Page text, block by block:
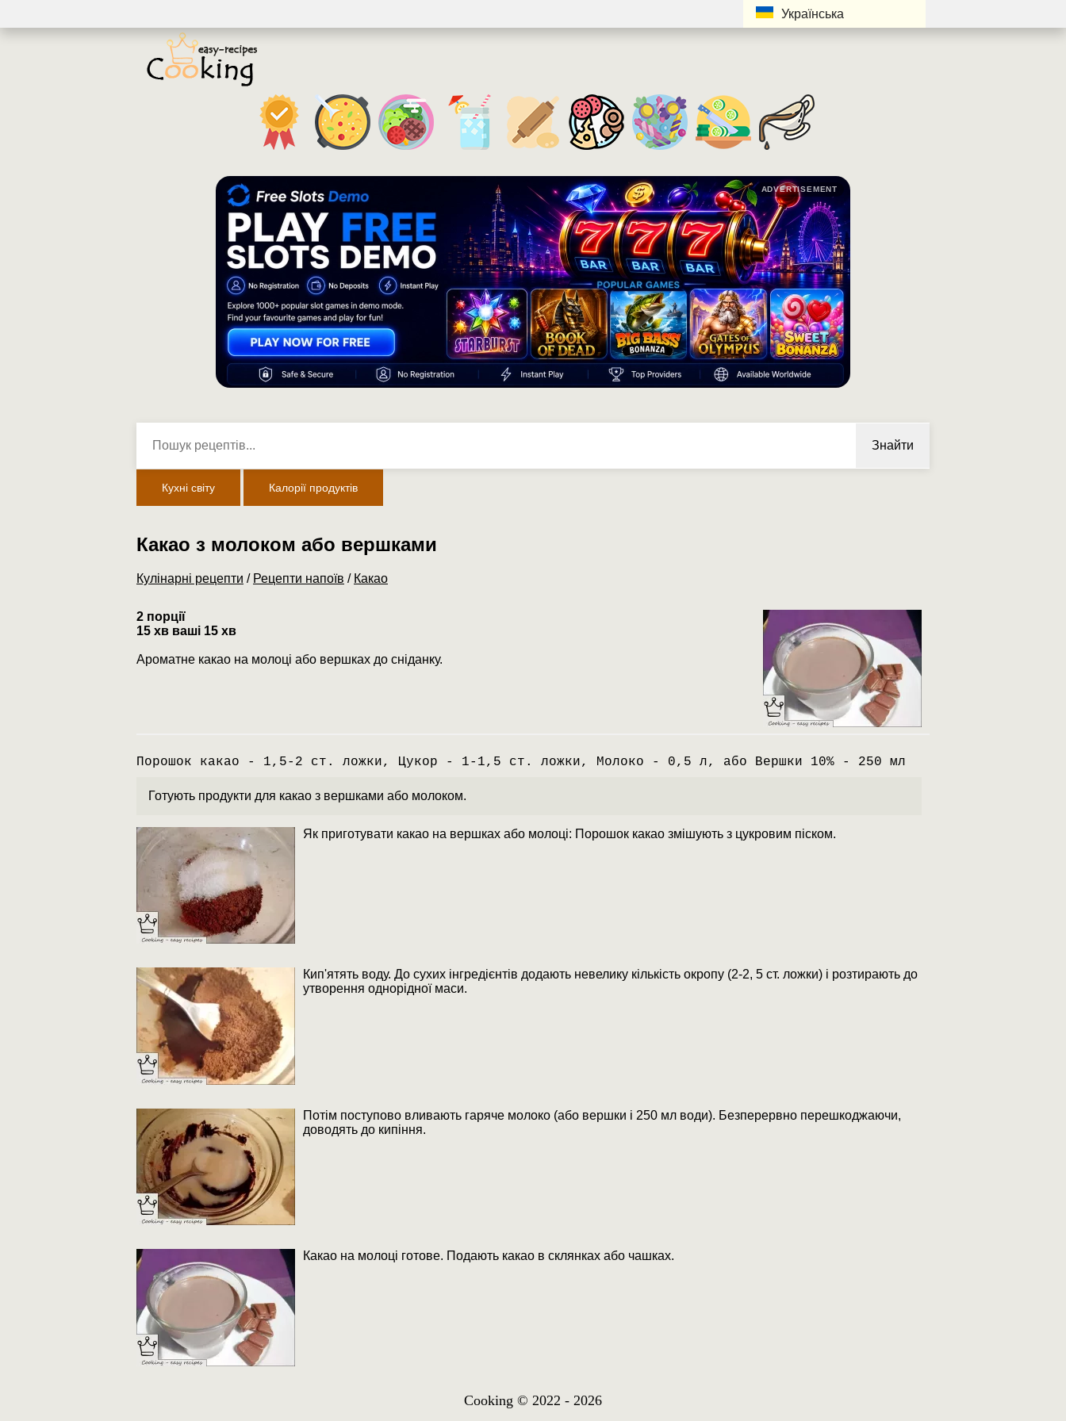
Українська
ADVERTISEMENT
Знайти
Кухні світу Калорії продуктів
Какао з молоком або вершками
Кулінарні рецепти / Рецепти напоїв / Какао
2 порції
15 хв ваші 15 хв
Ароматне какао на молоці або вершках до сніданку.
Порошок какао - 1,5-2 ст. ложки, Цукор - 1-1,5 ст. ложки, Молоко - 0,5 л, або Вершки 10% - 250 мл
Готують продукти для какао з вершками або молоком.
Як приготувати какао на вершках або молоці: Порошок какао змішують з цукровим піском.
Кип'ятять воду. До сухих інгредієнтів додають невелику кількість окропу (2-2, 5 ст. ложки) і розтирають до
утворення однорідної маси.
Потім поступово вливають гаряче молоко (або вершки і 250 мл води). Безперервно перешкоджаючи,
доводять до кипіння.
Какао на молоці готове. Подають какао в склянках або чашках.
Cooking © 2022 - 2026